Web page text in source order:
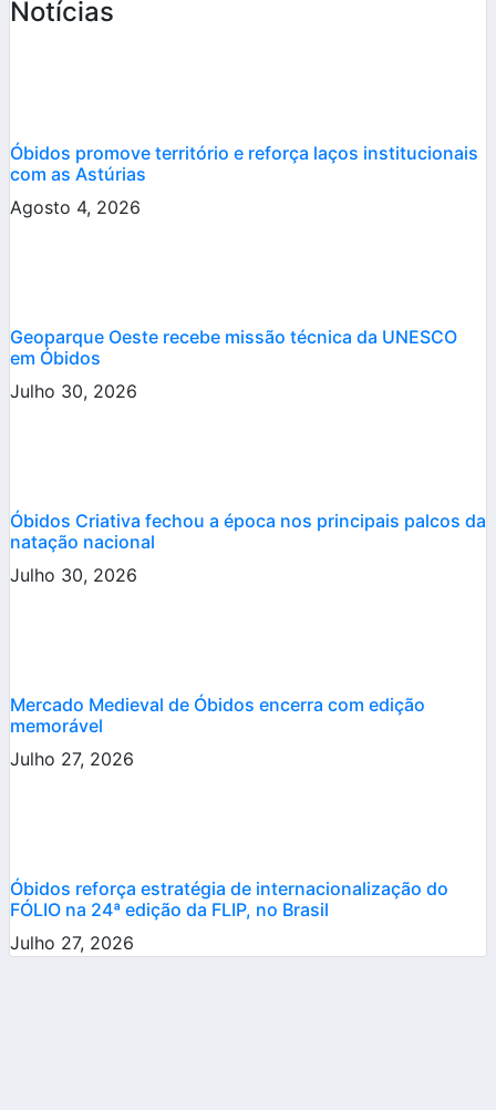
Notícias
Óbidos promove território e reforça laços institucionais
com as Astúrias
Agosto 4, 2026
Geoparque Oeste recebe missão técnica da UNESCO
em Óbidos
Julho 30, 2026
Óbidos Criativa fechou a época nos principais palcos da
natação nacional
Julho 30, 2026
Mercado Medieval de Óbidos encerra com edição
memorável
Julho 27, 2026
Óbidos reforça estratégia de internacionalização do
FÓLIO na 24ª edição da FLIP, no Brasil
Julho 27, 2026